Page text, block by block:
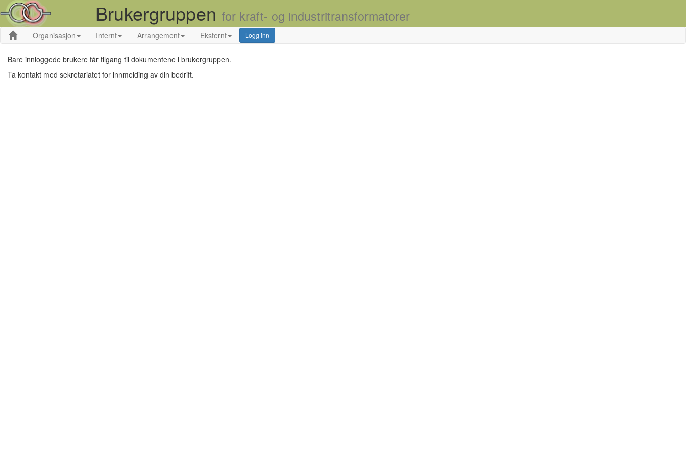
Brukergruppen for kraft- og industritransformatorer
Organisasjon Internt Arrangement Eksternt Logg inn
Bare innloggede brukere får tilgang til dokumentene i brukergruppen.
Ta kontakt med sekretariatet for innmelding av din bedrift.